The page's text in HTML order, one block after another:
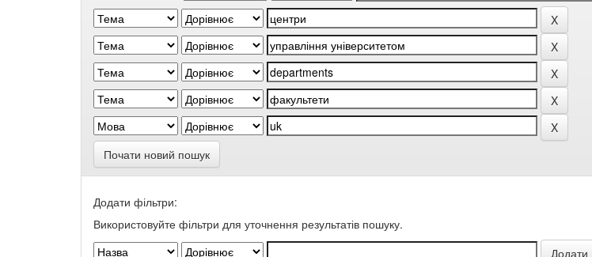
Почати новий пошук
Додати фільтри:
Використовуйте фільтри для уточнення результатів пошуку.